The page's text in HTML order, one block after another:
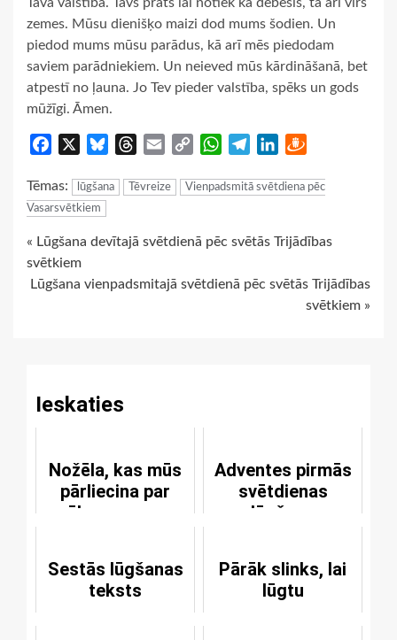
zemes. Mūsu dienišķo maizi dod mums šodien. Un
piedod mums mūsu parādus, kā arī mēs piedodam
saviem parādniekiem. Un neieved mūs kārdināšanā, bet
atpestī no ļauna. Jo Tev pieder valstība, spēks un gods
mūžīgi. Āmen.
Facebook BlueskyThreads
Email
Copy
WhatsApp
TelegramLinkedIn
Tēmas: lūgšana Tēvreize
Vienpadsmitā svētdiena pēc
Vasarsvētkiem
Continue
Reading
« Lūgšana devītajā svētdienā pēc svētās Trijādības
svētkiem
Lūgšana vienpadsmitajā svētdienā pēc svētās Trijādības
svētkiem »
Ieskaties
Nožēla, kas mūs
pārliecina par
grēku smagumu
Adventes pirmās
svētdienas
lūgšana
Sestās lūgšanas
teksts
Pārāk slinks, lai
lūgtu